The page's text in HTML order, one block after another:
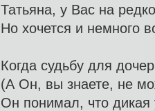
Татьяна, у Вас на
Но хочется и немного
Когда судьбу для
(А Он, вы знаете, не
Он понимал, что дикая